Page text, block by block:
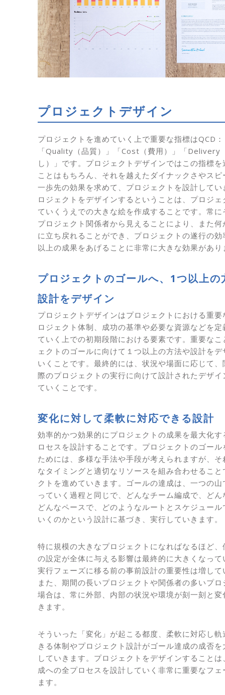
プロジェクトデザイン
プロジェクトを進めていく上で重要な指標はQCD：
「Quality（品質）」「Cost（費用）」「Delivery
し）」です。プロジェクトデザインではこの指標
ことはもちろん、それを越えたダイナックさやス
一歩先の効果を求めて、プロジェクトを設計してい
ロジェクトをデザインするということは、プロジ
ていくうえでの大きな絵を作成することです。常
プロジェクト関係者から見えることにより、また
に立ち戻れることができ、プロジェクトの遂行の
以上の成果をあげることに非常に大きな効果があり
プロジェクトのゴールへ、1つ以上の
設計をデザイン
プロジェクトデザインはプロジェクトにおける重
ロジェクト体制、成功の基準や必要な資源などを
ていく上での初期段階における要素です。重要な
ェクトのゴールに向けて１つ以上の方法や設計を
いくことです。最終的には、状況や場面に応じて
際のプロジェクトの実行に向けて設計されたデザイ
ていくことです。
変化に対して柔軟に対応できる設計
効率的かつ効果的にプロジェクトの成果を最大化す
ロセスを設計することです。プロジェクトのゴー
ためには、多様な手法や手段が考えられますが、
なタイミングと適切なリソースを組み合わせるこ
クトを進めていきます。ゴールの達成は、一つの
っていく過程と同じで、どんなチーム編成で、ど
どんなペースで、どのようなルートとスケジュー
いくのかという設計に基づき、実行していきます。
特に規模の大きなプロジェクトになればなるほど、
の設定が全体に与える影響は最終的に大きくなって
実行フェーズに移る前の事前設計の重要性は増して
また、期間の長いプロジェクトや関係者の多いプ
場合は、常に外部、内部の状況や環境が刻一刻と変
きます。
そういった「変化」が起こる都度、柔軟に対応し
きる体制やプロジェクト設計がゴール達成の成否
していきます。プロジェクトをデザインすること
成への全プロセスを設計していく非常に重要なフ
ます。